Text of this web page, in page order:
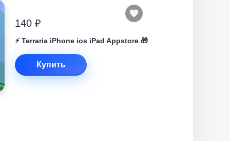
140 ₽
⚡️ Terraria iPhone ios iPad Appstore 🎁
Купить